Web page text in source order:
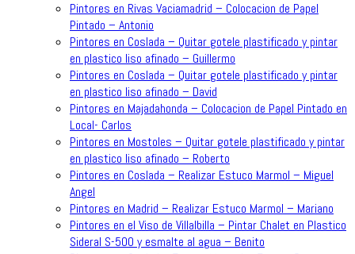
Pintores en Rivas Vaciamadrid – Colocacion de Papel
Pintado – Antonio
Pintores en Coslada – Quitar gotele plastificado y pintar
en plastico liso afinado – Guillermo
Pintores en Coslada – Quitar gotele plastificado y pintar
en plastico liso afinado – David
Pintores en Majadahonda – Colocacion de Papel Pintado en
Local- Carlos
Pintores en Mostoles – Quitar gotele plastificado y pintar
en plastico liso afinado – Roberto
Pintores en Coslada – Realizar Estuco Marmol – Miguel
Angel
Pintores en Madrid – Realizar Estuco Marmol – Mariano
Pintores en el Viso de Villalbilla – Pintar Chalet en Plastico
Sideral S-500 y esmalte al agua – Benito